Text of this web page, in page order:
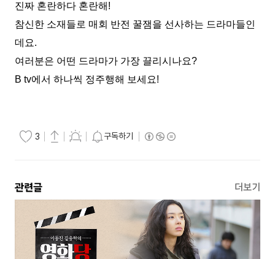
진짜 혼란하다 혼란해!
참신한 소재들로 매회 반전 꿀잼을 선사하는 드라마들인
데요.
여러분은 어떤 드라마가 가장 끌리시나요?
B tv에서 하나씩 정주행해 보세요!
3 구독하기
관련글 더보기